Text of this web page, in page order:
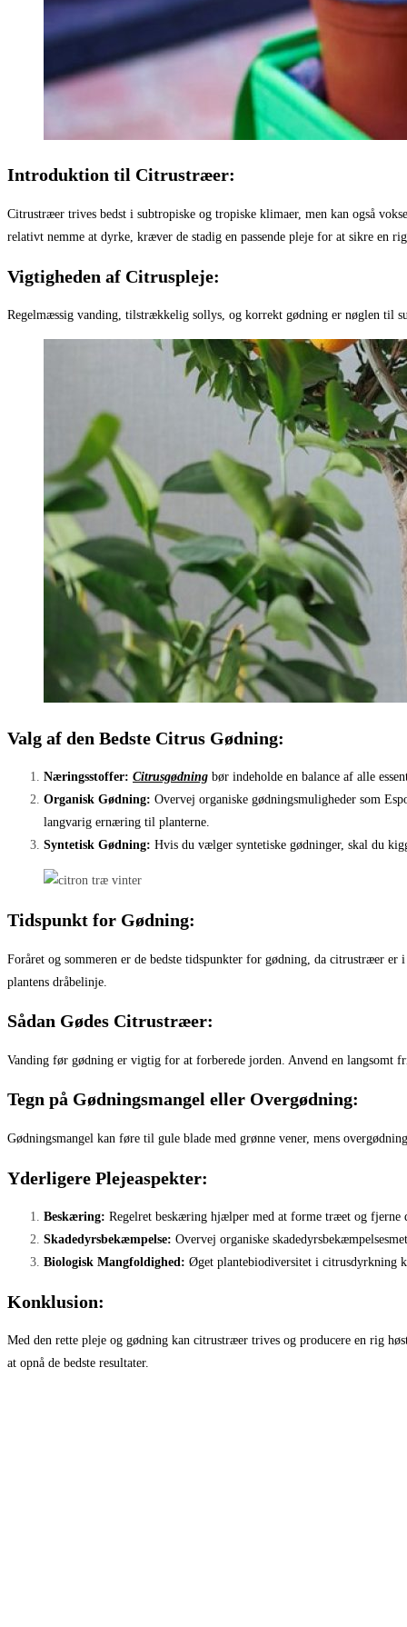
Introduktion til Citrustræer:
Citrustræer trives bedst i subtropiske og tropiske klimaer, men kan også
relativt nemme at dyrke, kræver de stadig en passende pleje for at sikre en
Vigtigheden af Citruspleje:
Regelmæssig vanding, tilstrækkelig sollys, og korrekt gødning er nøglen til
Valg af den Bedste Citrus Gødning:
Næringsstoffer: Citrusgødning bør indeholde en balance af alle
Organisk Gødning: Overvej organiske gødningsmuligheder som
langvarig ernæring til planterne.
Syntetisk Gødning: Hvis du vælger syntetiske gødninger, skal du
Tidspunkt for Gødning:
Foråret og sommeren er de bedste tidspunkter for gødning, da citrustræer
plantens dråbelinje.
Sådan Gødes Citrustræer:
Vanding før gødning er vigtig for at forberede jorden. Anvend en langsomt
Tegn på Gødningsmangel eller Overgødning:
Gødningsmangel kan føre til gule blade med grønne vener, mens
Yderligere Plejeaspekter:
Beskæring: Regelret beskæring hjælper med at forme træet og fjerne
Skadedyrsbekæmpelse: Overvej organiske
Biologisk Mangfoldighed: Øget plantebiodiversitet i citrusdyrkning
Konklusion:
Med den rette pleje og gødning kan citrustræer trives og producere en rig
at opnå de bedste resultater.